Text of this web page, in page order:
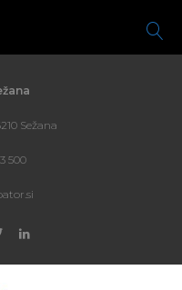
Sežana
500